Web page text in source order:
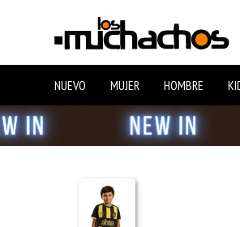
NUEVO MUJER HOMBRE